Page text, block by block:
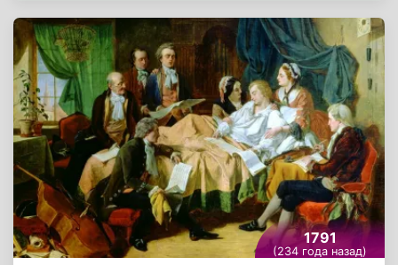
1791
(234 года назад)